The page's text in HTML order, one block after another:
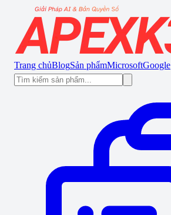
Trang chủBlogSản phẩmMicrosoftGoogle